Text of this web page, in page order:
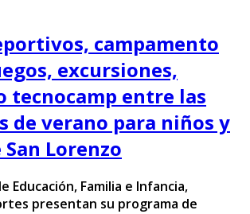
campamento
excursiones,
tecnocamp entre las
de verano para niños y
Lorenzo
Educación, Familia e Infancia,
presentan su programa de